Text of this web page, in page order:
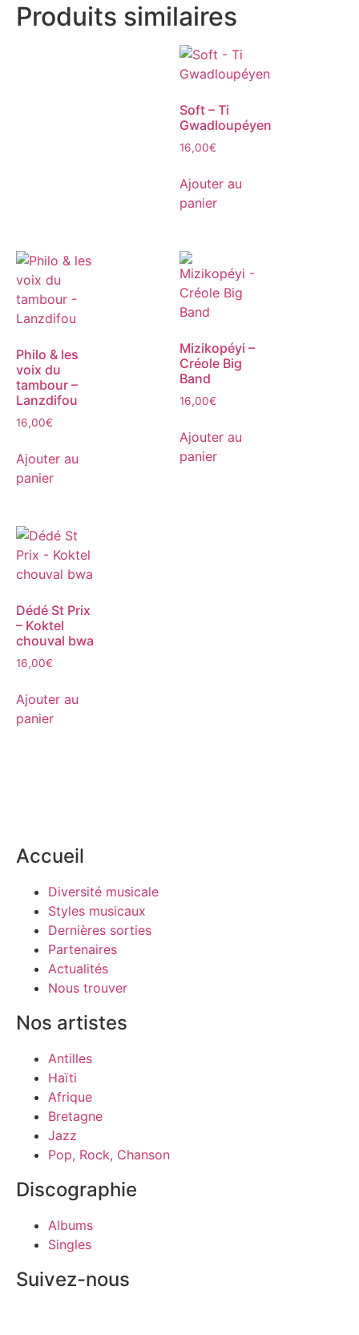
Produits similaires
Soft – Ti
Gwadloupéyen
16,00€
Ajouter au
panier
Philo & les
voix du
tambour –
Lanzdifou
16,00€
Ajouter au
panier
Mizikopéyi –
Créole Big
Band
16,00€
Ajouter au
panier
Dédé St Prix
– Koktel
chouval bwa
16,00€
Ajouter au
panier
Accueil
Diversité musicale
Styles musicaux
Dernières sorties
Partenaires
Actualités
Nous trouver
Nos artistes
Antilles
Haïti
Afrique
Bretagne
Jazz
Pop, Rock, Chanson
Discographie
Albums
Singles
Suivez-nous